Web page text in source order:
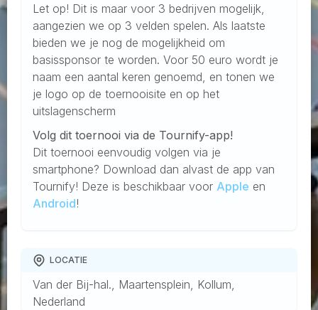
Let op! Dit is maar voor 3 bedrijven mogelijk,
aangezien we op 3 velden spelen. Als laatste
bieden we je nog de mogelijkheid om
basissponsor te worden. Voor 50 euro wordt je
naam een aantal keren genoemd, en tonen we
je logo op de toernooisite en op het
uitslagenscherm
Volg dit toernooi via de Tournify-app!
Dit toernooi eenvoudig volgen via je
smartphone? Download dan alvast de app van
Tournify! Deze is beschikbaar voor Apple en
Android!
LOCATIE
Van der Bij-hal., Maartensplein, Kollum,
Nederland